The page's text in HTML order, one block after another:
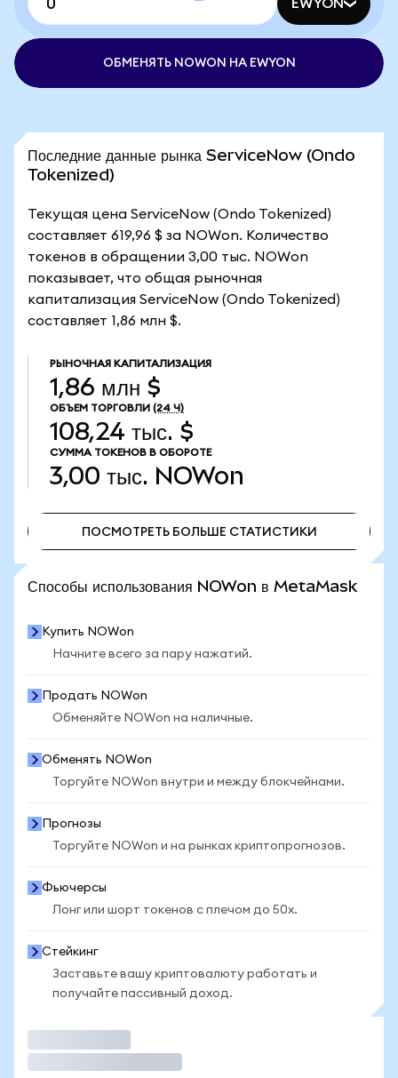
EWYON
ОБМЕНЯТЬ NOWON НА EWYON
Последние данные рынка ServiceNow (Ondo
Tokenized)
Текущая цена ServiceNow (Ondo Tokenized)
составляет 619,96 $ за NOWon. Количество
токенов в обращении 3,00 тыс. NOWon
показывает, что общая рыночная
капитализация ServiceNow (Ondo Tokenized)
составляет 1,86 млн $.
РЫНОЧНАЯ КАПИТАЛИЗАЦИЯ
1,86 млн $
ОБЪЕМ ТОРГОВЛИ (24 Ч)
108,24 тыс. $
СУММА ТОКЕНОВ В ОБОРОТЕ
3,00 тыс. NOWon
ПОСМОТРЕТЬ БОЛЬШЕ СТАТИСТИКИ
Способы использования NOWon в MetaMask
Купить NOWon
Начните всего за пару нажатий.
Продать NOWon
Обменяйте NOWon на наличные.
Обменять NOWon
Торгуйте NOWon внутри и между блокчейнами.
Прогнозы
Торгуйте NOWon и на рынках криптопрогнозов.
Фьючерсы
Лонг или шорт токенов с плечом до 50x.
Стейкинг
Заставьте вашу криптовалюту работать и
получайте пассивный доход.